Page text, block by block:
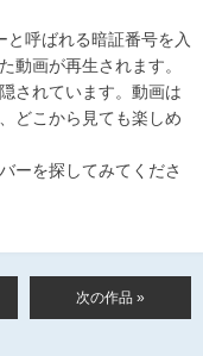
呼ばれる暗証番号を入
動画が再生されます。
されています。動画は
どこから見ても楽しめ
ーを探してみてくださ
次の作品 »